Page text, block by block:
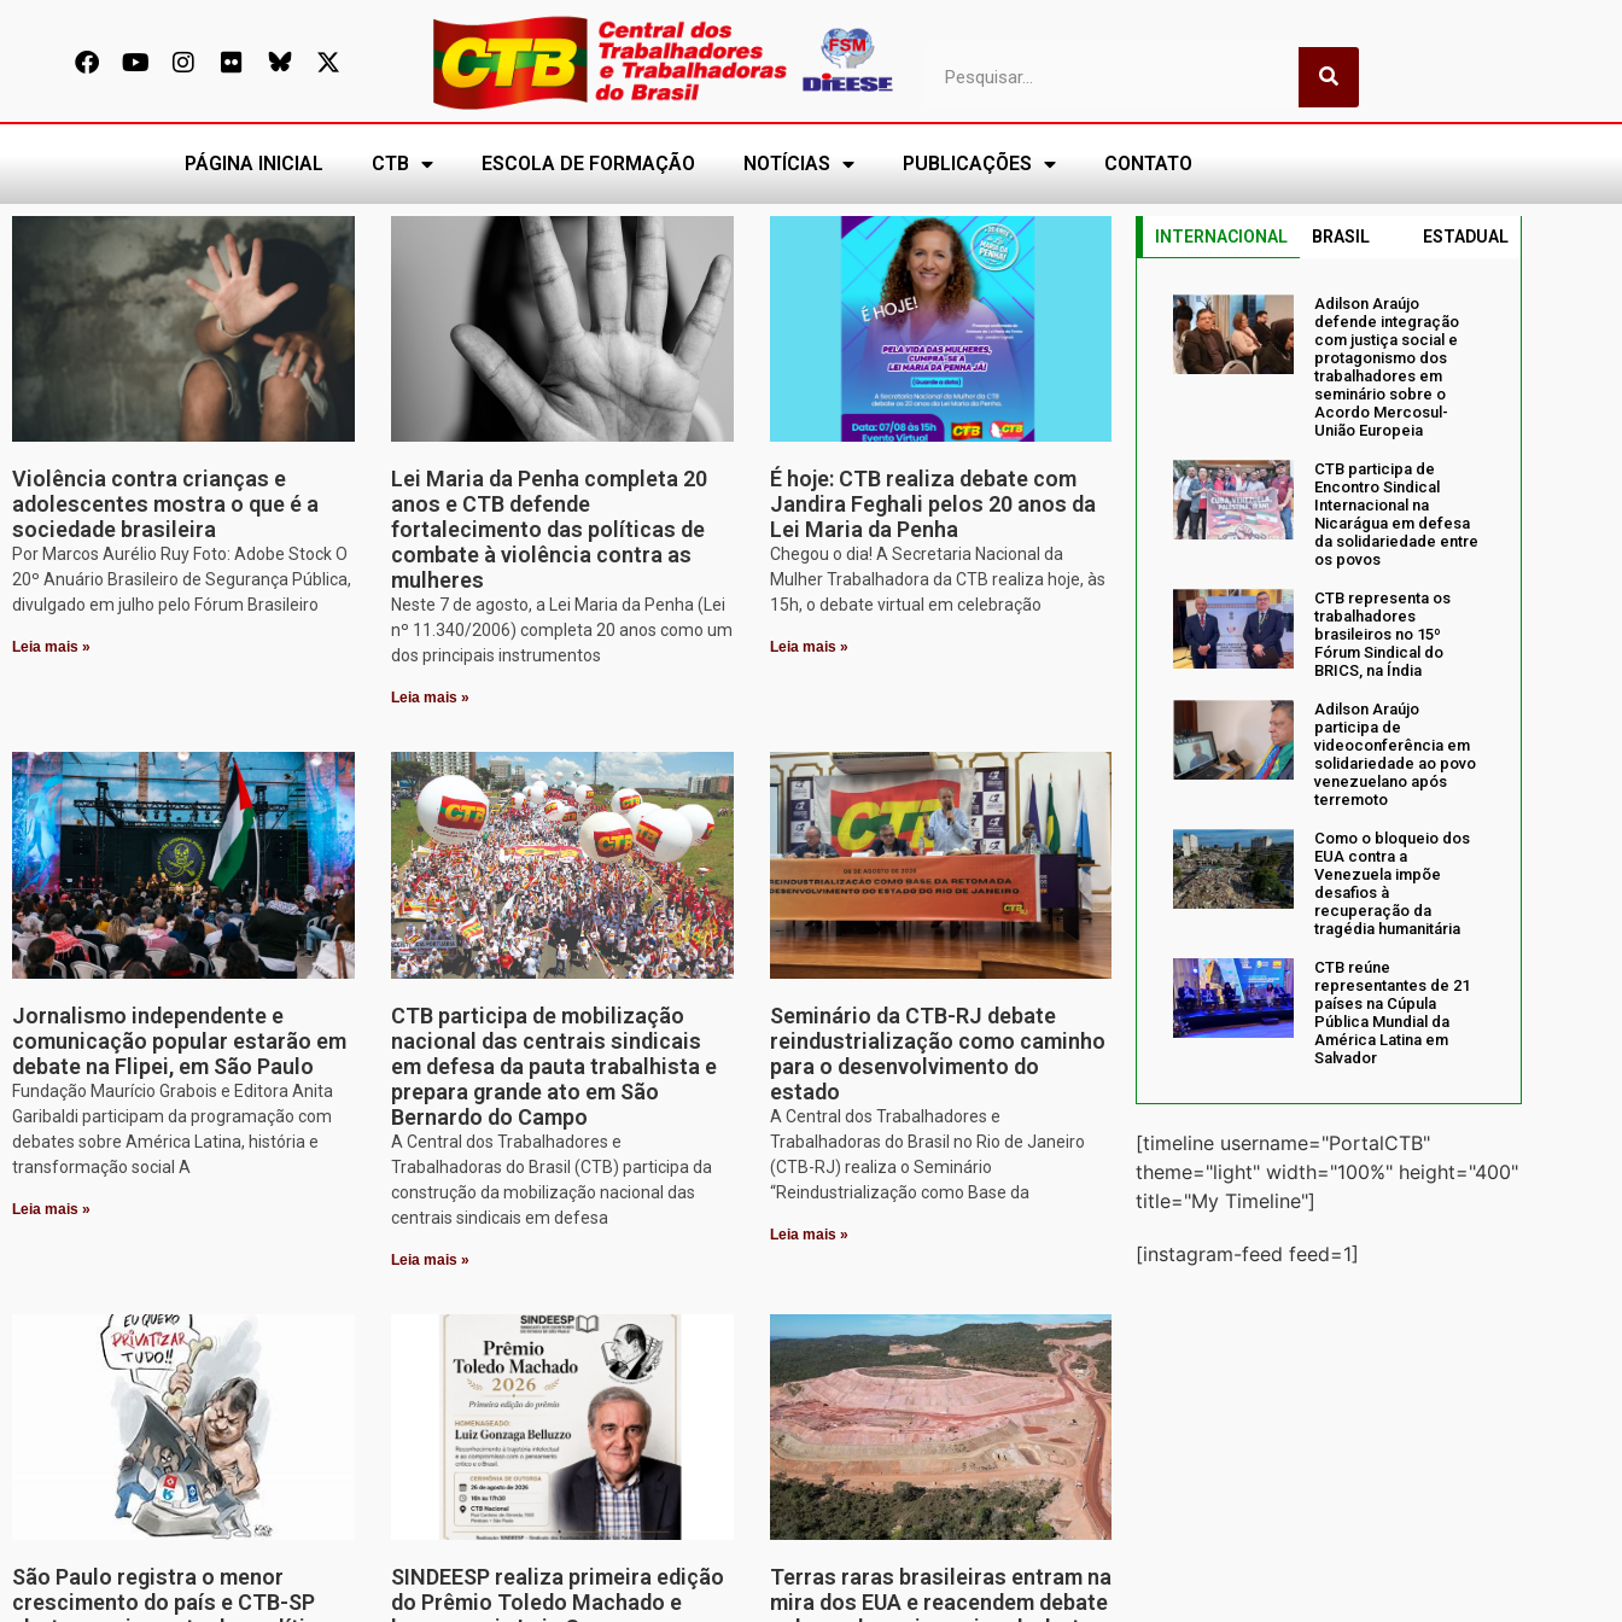
PÁGINA INICIAL CTB ESCOLA DE FORMAÇÃO NOTÍCIAS PUBLICAÇÕES CONTATO
Violência contra crianças e
adolescentes mostra o que é a
sociedade brasileira
Por Marcos Aurélio Ruy Foto: Adobe Stock O
20º Anuário Brasileiro de Segurança Pública,
divulgado em julho pelo Fórum Brasileiro
Leia mais »
Lei Maria da Penha completa 20
anos e CTB defende
fortalecimento das políticas de
combate à violência contra as
mulheres
Neste 7 de agosto, a Lei Maria da Penha (Lei
nº 11.340/2006) completa 20 anos como um
dos principais instrumentos
Leia mais »
É hoje: CTB realiza debate com
Jandira Feghali pelos 20 anos da
Lei Maria da Penha
Chegou o dia! A Secretaria Nacional da
Mulher Trabalhadora da CTB realiza hoje, às
15h, o debate virtual em celebração
Leia mais »
Jornalismo independente e
comunicação popular estarão em
debate na Flipei, em São Paulo
Fundação Maurício Grabois e Editora Anita
Garibaldi participam da programação com
debates sobre América Latina, história e
transformação social A
Leia mais »
CTB participa de mobilização
nacional das centrais sindicais
em defesa da pauta trabalhista e
prepara grande ato em São
Bernardo do Campo
A Central dos Trabalhadores e
Trabalhadoras do Brasil (CTB) participa da
construção da mobilização nacional das
centrais sindicais em defesa
Leia mais »
Seminário da CTB-RJ debate
reindustrialização como caminho
para o desenvolvimento do
estado
A Central dos Trabalhadores e
Trabalhadoras do Brasil no Rio de Janeiro
(CTB-RJ) realiza o Seminário
“Reindustrialização como Base da
Leia mais »
São Paulo registra o menor
crescimento do país e CTB-SP
SINDEESP realiza primeira edição
do Prêmio Toledo Machado e
Terras raras brasileiras entram na
mira dos EUA e reacendem debate
INTERNACIONAL BRASIL ESTADUAL
Adilson Araújo
defende integração
com justiça social e
protagonismo dos
trabalhadores em
seminário sobre o
Acordo Mercosul-
União Europeia
CTB participa de
Encontro Sindical
Internacional na
Nicarágua em defesa
da solidariedade entre
os povos
CTB representa os
trabalhadores
brasileiros no 15º
Fórum Sindical do
BRICS, na Índia
Adilson Araújo
participa de
videoconferência em
solidariedade ao povo
venezuelano após
terremoto
Como o bloqueio dos
EUA contra a
Venezuela impõe
desafios à
recuperação da
tragédia humanitária
CTB reúne
representantes de 21
países na Cúpula
Pública Mundial da
América Latina em
Salvador
[timeline username="PortalCTB"
theme="light" width="100%" height="400"
title="My Timeline"]
[instagram-feed feed=1]